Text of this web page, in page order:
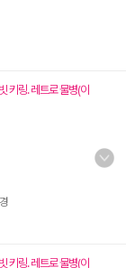
키링. 레트로 물병(이
키링. 레트로 물병(이